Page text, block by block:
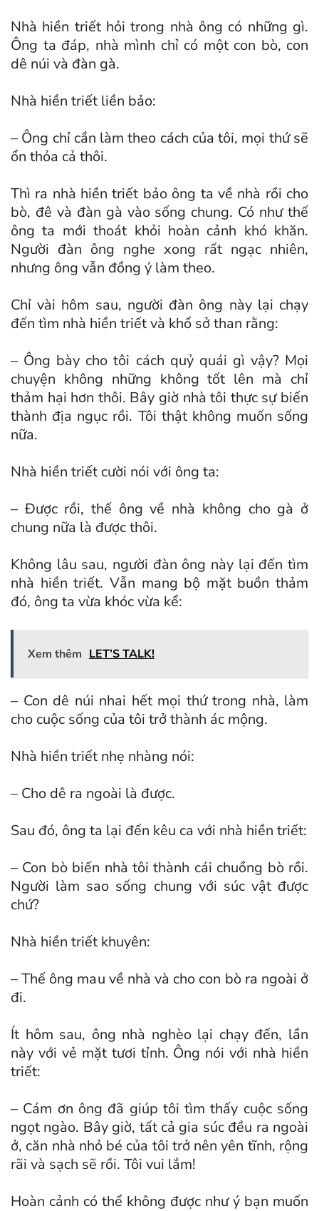
Nhà hiền triết hỏi trong nhà ông có những gì.
Ông ta đáp, nhà mình chỉ có một con bò, con
dê núi và đàn gà.
Nhà hiền triết liền bảo:
– Ông chỉ cần làm theo cách của tôi, mọi thứ sẽ
ổn thỏa cả thôi.
Thì ra nhà hiền triết bảo ông ta về nhà rồi cho
bò, đê và đàn gà vào sống chung. Có như thế
ông ta mới thoát khỏi hoàn cảnh khó khăn.
Người đàn ông nghe xong rất ngạc nhiên,
nhưng ông vẫn đồng ý làm theo.
Chỉ vài hôm sau, người đàn ông này lại chạy
đến tìm nhà hiền triết và khổ sở than rằng:
– Ông bày cho tôi cách quỷ quái gì vậy? Mọi
chuyện không những không tốt lên mà chỉ
thảm hại hơn thôi. Bây giờ nhà tôi thực sự biến
thành địa ngục rồi. Tôi thật không muốn sống
nữa.
Nhà hiền triết cười nói với ông ta:
– Được rồi, thế ông về nhà không cho gà ở
chung nữa là được thôi.
Không lâu sau, người đàn ông này lại đến tìm
nhà hiền triết. Vẫn mang bộ mặt buồn thảm
đó, ông ta vừa khóc vừa kể:
Xem thêm LET’S TALK!
– Con dê núi nhai hết mọi thứ trong nhà, làm
cho cuộc sống của tôi trở thành ác mộng.
Nhà hiền triết nhẹ nhàng nói:
– Cho dê ra ngoài là được.
Sau đó, ông ta lại đến kêu ca với nhà hiền triết:
– Con bò biến nhà tôi thành cái chuồng bò rồi.
Người làm sao sống chung với súc vật được
chứ?
Nhà hiền triết khuyên:
– Thế ông mau về nhà và cho con bò ra ngoài ở
đi.
Ít hôm sau, ông nhà nghèo lại chạy đến, lần
này với vẻ mặt tươi tỉnh. Ông nói với nhà hiền
triết:
– Cám ơn ông đã giúp tôi tìm thấy cuộc sống
ngọt ngào. Bây giờ, tất cả gia súc đều ra ngoài
ở, căn nhà nhỏ bé của tôi trở nên yên tĩnh, rộng
rãi và sạch sẽ rồi. Tôi vui lắm!
Hoàn cảnh có thể không được như ý bạn muốn